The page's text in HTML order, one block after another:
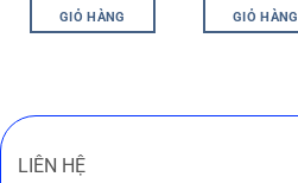
GIỎ HÀNG
GIỎ HÀNG
LIÊN HỆ